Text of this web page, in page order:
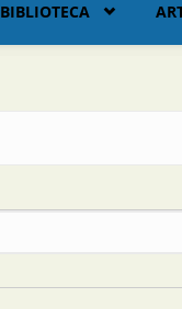
BIBLIOTECA